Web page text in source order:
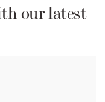
our latest